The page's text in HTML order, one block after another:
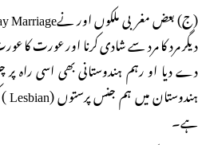
دیگر مرد کا مرد سے شادی کرنا اور عورت کا
دے دیا او رہم ہندوستانی بھی اسی
ہے۔